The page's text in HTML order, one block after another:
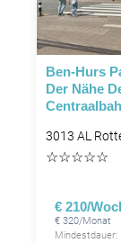
Ben-Hurs
Der Nähe
3013 AL
☆☆☆☆☆
€ 210/
€ 320/Monat
Mindestdauer: